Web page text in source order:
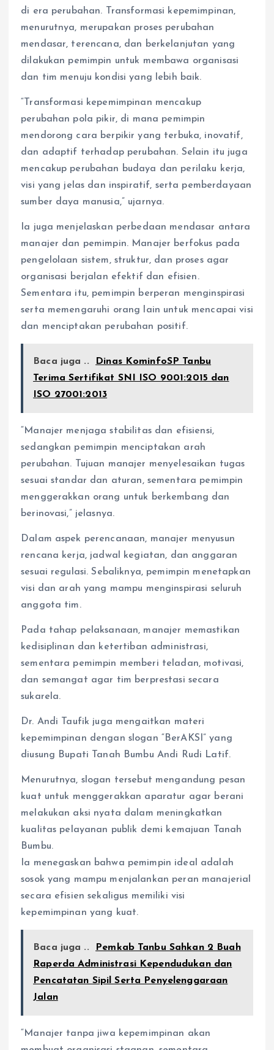
di era perubahan. Transformasi kepemimpinan,
menurutnya, merupakan proses perubahan
mendasar, terencana, dan berkelanjutan yang
dilakukan pemimpin untuk membawa organisasi
dan tim menuju kondisi yang lebih baik.
“Transformasi kepemimpinan mencakup
perubahan pola pikir, di mana pemimpin
mendorong cara berpikir yang terbuka, inovatif,
dan adaptif terhadap perubahan. Selain itu juga
mencakup perubahan budaya dan perilaku kerja,
visi yang jelas dan inspiratif, serta pemberdayaan
sumber daya manusia,” ujarnya.
Ia juga menjelaskan perbedaan mendasar antara
manajer dan pemimpin. Manajer berfokus pada
pengelolaan sistem, struktur, dan proses agar
organisasi berjalan efektif dan efisien.
Sementara itu, pemimpin berperan menginspirasi
serta memengaruhi orang lain untuk mencapai visi
dan menciptakan perubahan positif.
Baca juga ..
Dinas KominfoSP Tanbu
Terima Sertifikat SNI ISO 9001:2015 dan
ISO 27001:2013
“Manajer menjaga stabilitas dan efisiensi,
sedangkan pemimpin menciptakan arah
perubahan. Tujuan manajer menyelesaikan tugas
sesuai standar dan aturan, sementara pemimpin
menggerakkan orang untuk berkembang dan
berinovasi,” jelasnya.
Dalam aspek perencanaan, manajer menyusun
rencana kerja, jadwal kegiatan, dan anggaran
sesuai regulasi. Sebaliknya, pemimpin menetapkan
visi dan arah yang mampu menginspirasi seluruh
anggota tim.
Pada tahap pelaksanaan, manajer memastikan
kedisiplinan dan ketertiban administrasi,
sementara pemimpin memberi teladan, motivasi,
dan semangat agar tim berprestasi secara
sukarela.
Dr. Andi Taufik juga mengaitkan materi
kepemimpinan dengan slogan “BerAKSI” yang
diusung Bupati Tanah Bumbu Andi Rudi Latif.
Menurutnya, slogan tersebut mengandung pesan
kuat untuk menggerakkan aparatur agar berani
melakukan aksi nyata dalam meningkatkan
kualitas pelayanan publik demi kemajuan Tanah
Bumbu.
Ia menegaskan bahwa pemimpin ideal adalah
sosok yang mampu menjalankan peran manajerial
secara efisien sekaligus memiliki visi
kepemimpinan yang kuat.
Baca juga ..
Pemkab Tanbu Sahkan 2 Buah
Raperda Administrasi Kependudukan dan
Pencatatan Sipil Serta Penyelenggaraan
Jalan
“Manajer tanpa jiwa kepemimpinan akan